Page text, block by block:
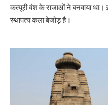
कत्यूरी वंश के राजाओं ने बनवाया
स्थापत्य कला बेजोड़ है।